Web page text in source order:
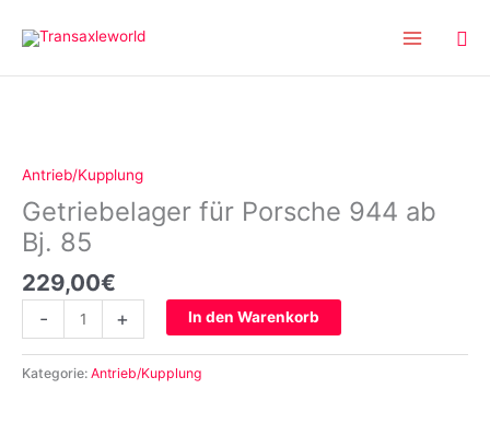
Inhalt
Antrieb/Kupplung
Getriebelager für Porsche 944 ab
Bj. 85
229,00€
-
944
ab
Bj.
85
Menge
+ In den Warenkorb
Kategorie: Antrieb/Kupplung